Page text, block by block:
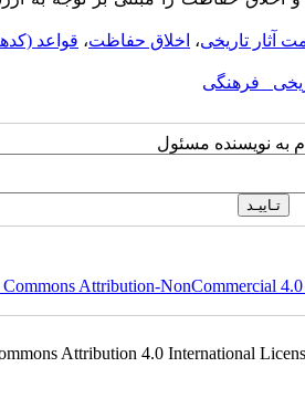
آثار تاریخی، اخلاق حفاظت، قواعد
فرهنگی
به نویسنده مسئول
Commons Attribution-NonCommercial